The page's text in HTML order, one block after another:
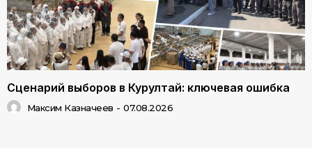
Сценарий выборов в Курултай: ключевая ошибка
Максим Казначеев - 07.08.2026